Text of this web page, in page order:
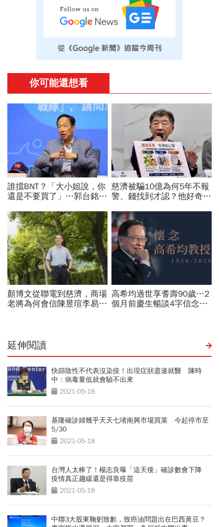
延伸閱讀
快篩陰性不代表沒染疫！出現症狀盡速就醫 陳時
中：病毒量低就會驗不出來
2021-05-18
基隆確診婦幾乎天天七堵南興市場買菜 今起停市至
5/30
2021-05-18
台灣人太棒了！楊志良曝「這天後」確診數會下降
疫情真正趨緩還是得靠疫苗
2021-05-18
中聯3大股東鞠躬致歉，致癌油問題出在巴西黃豆？